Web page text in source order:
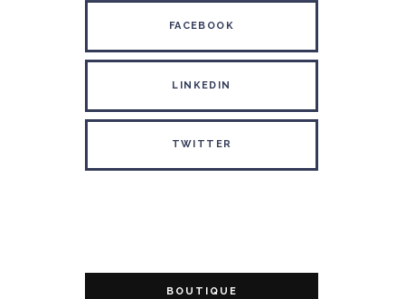
FACEBOOK
LINKEDIN
TWITTER
BOUTIQUE